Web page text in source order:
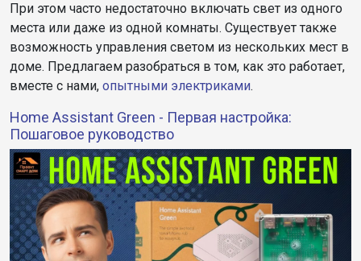
При этом часто недостаточно включать свет из одного
места или даже из одной комнаты. Существует также
возможность управления светом из нескольких мест в
доме. Предлагаем разобраться в том, как это работает,
вместе с нами, опытными электриками.
Home Assistant Green - Первая настройка:
Пошаговое руководство